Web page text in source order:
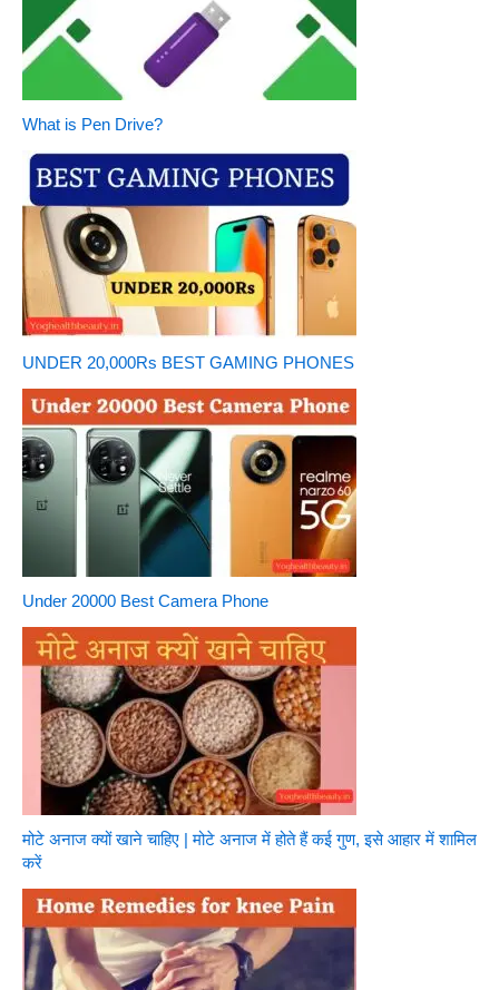
What is Pen Drive?
UNDER 20,000Rs BEST GAMING PHONES
Under 20000 Best Camera Phone
मोटे अनाज क्यों खाने चाहिए | मोटे अनाज में होते हैं कई गुण, इसे आहार में शामिल
करें